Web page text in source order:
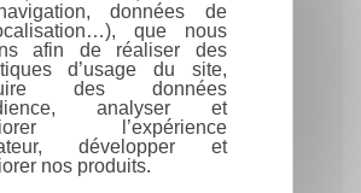
:
données de
que nous
afin de réaliser des
d’usage du site,
des données
analyser et
l’expérience
développer et
nos produits.